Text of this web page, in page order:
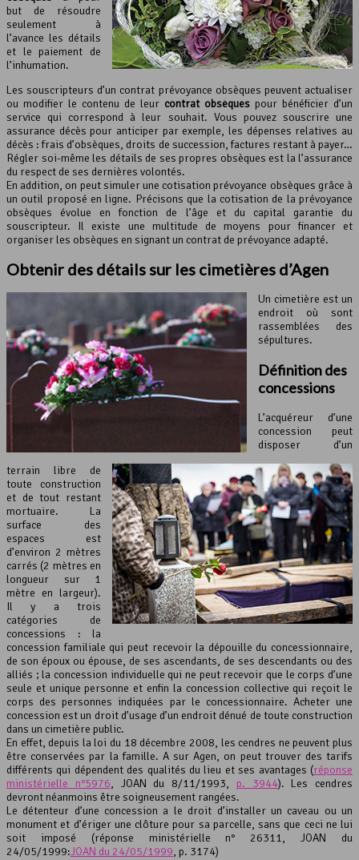
but de résoudre
seulement à
l’avance les détails
et le paiement de
l’inhumation.
Les souscripteurs d’un contrat prévoyance obsèques peuvent actualiser
ou modifier le contenu de leur contrat obsèques pour bénéficier d’un
service qui correspond à leur souhait. Vous pouvez souscrire une
assurance décès pour anticiper par exemple, les dépenses relatives au
décès : frais d’obsèques, droits de succession, factures restant à payer…
Régler soi-même les détails de ses propres obsèques est la l’assurance
du respect de ses dernières volontés.
En addition, on peut simuler une cotisation prévoyance obsèques grâce à
un outil proposé en ligne. Précisons que la cotisation de la prévoyance
obsèques évolue en fonction de l’âge et du capital garantie du
souscripteur. Il existe une multitude de moyens pour financer et
organiser les obsèques en signant un contrat de prévoyance adapté.
Obtenir des détails sur les cimetières d’Agen
Un cimetière est un
endroit où sont
rassemblées des
sépultures.
Définition des
concessions
L’acquéreur d’une
concession peut
disposer d’un
terrain libre de
toute construction
et de tout restant
mortuaire. La
surface des
espaces est
d’environ 2 mètres
carrés (2 mètres en
longueur sur 1
mètre en largeur).
Il y a trois
catégories de
concessions : la
concession familiale qui peut recevoir la dépouille du concessionnaire,
de son époux ou épouse, de ses ascendants, de ses descendants ou des
alliés ; la concession individuelle qui ne peut recevoir que le corps d’une
seule et unique personne et enfin la concession collective qui reçoit le
corps des personnes indiquées par le concessionnaire. Acheter une
concession est un droit d’usage d’un endroit dénué de toute construction
dans un cimetière public.
En effet, depuis la loi du 18 décembre 2008, les cendres ne peuvent plus
être conservées par la famille. A sur Agen, on peut trouver des tarifs
différents qui dépendent des qualités du lieu et ses avantages (réponse
ministérielle n°5976, JOAN du 8/11/1993, p. 3944). Les cendres
devront néanmoins être soigneusement rangées.
Le détenteur d’une concession a le droit d’installer un caveau ou un
monument et d’ériger une clôture pour sa parcelle, sans que ceci ne lui
soit imposé (réponse ministérielle n° 26311, JOAN du
24/05/1999:JOAN du 24/05/1999, p. 3174)